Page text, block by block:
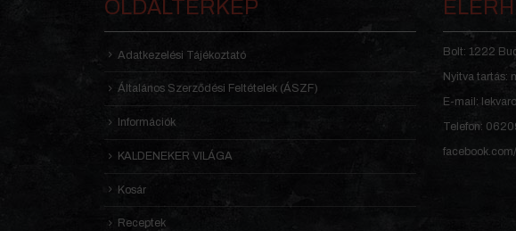
OLDALTÉRKÉP
Adatkezelési Tájékoztató
Általános Szerződési Feltételek (ÁSZF)
Információk
KALDENEKER VILÁGA
Kosár
Receptek
Bolt: 1222
Nyitva tartás:
E-mail:
Telefon: